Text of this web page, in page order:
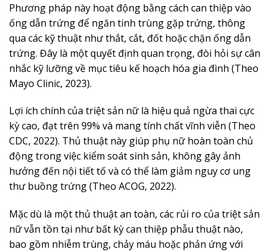
Phương pháp này hoạt động bằng cách can thiệp vào
ống dẫn trứng để ngăn tinh trùng gặp trứng, thông
qua các kỹ thuật như thắt, cắt, đốt hoặc chặn ống dẫn
trứng. Đây là một quyết định quan trọng, đòi hỏi sự cân
nhắc kỹ lưỡng về mục tiêu kế hoạch hóa gia đình (Theo
Mayo Clinic, 2023).
Lợi ích chính của triệt sản nữ là hiệu quả ngừa thai cực
kỳ cao, đạt trên 99% và mang tính chất vĩnh viễn (Theo
CDC, 2022). Thủ thuật này giúp phụ nữ hoàn toàn chủ
động trong việc kiểm soát sinh sản, không gây ảnh
hưởng đến nội tiết tố và có thể làm giảm nguy cơ ung
thư buồng trứng (Theo ACOG, 2022).
Mặc dù là một thủ thuật an toàn, các rủi ro của triệt sản
nữ vẫn tồn tại như bất kỳ can thiệp phẫu thuật nào,
bao gồm nhiễm trùng, chảy máu hoặc phản ứng với